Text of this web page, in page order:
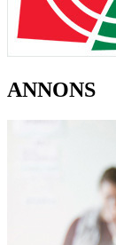
ANNONS